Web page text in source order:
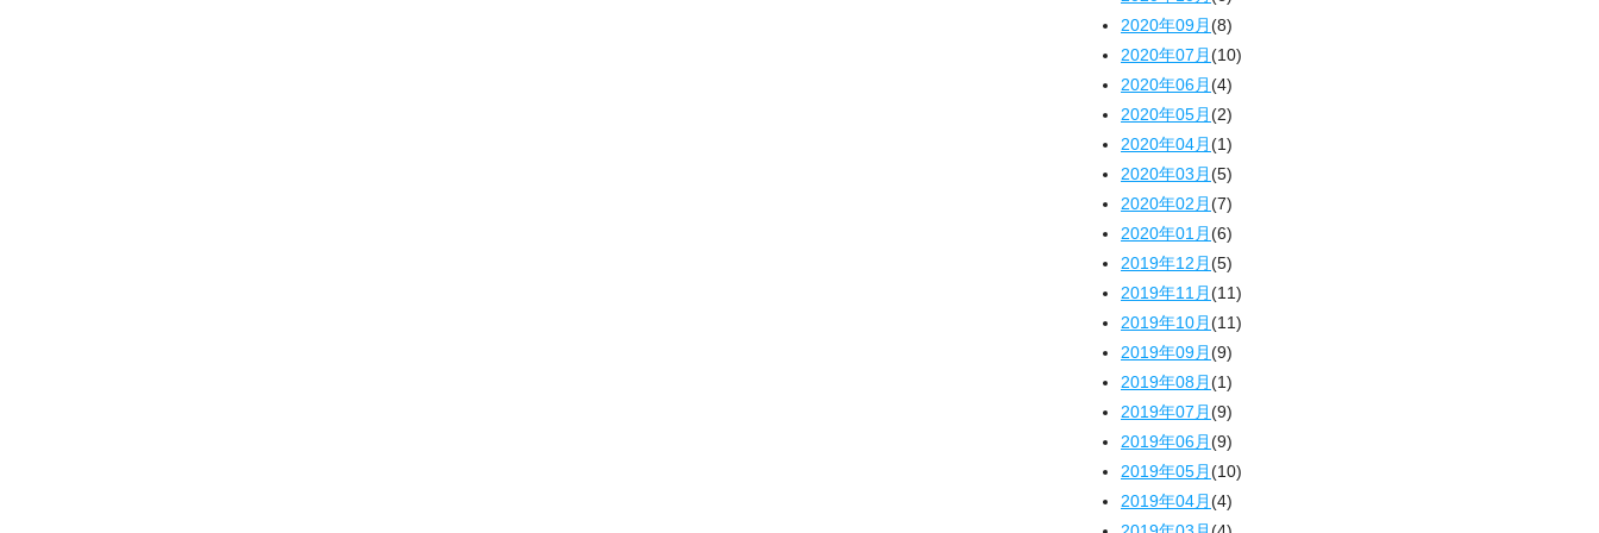
2020年09月(8)
2020年07月(10)
2020年06月(4)
2020年05月(2)
2020年04月(1)
2020年03月(5)
2020年02月(7)
2020年01月(6)
2019年12月(5)
2019年11月(11)
2019年10月(11)
2019年09月(9)
2019年08月(1)
2019年07月(9)
2019年06月(9)
2019年05月(10)
2019年04月(4)